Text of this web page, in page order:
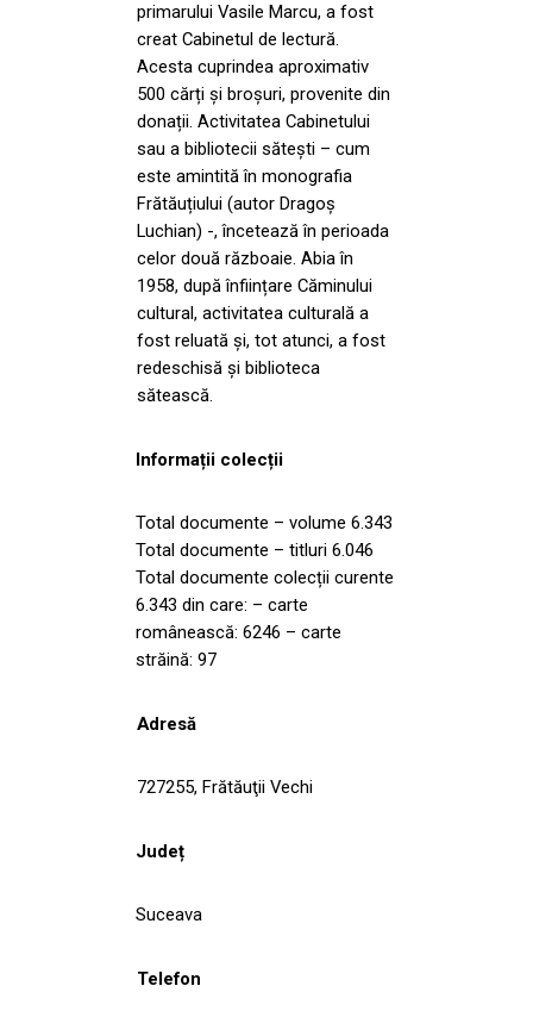
primarului Vasile Marcu, a fost
creat Cabinetul de lectură.
Acesta cuprindea aproximativ
500 cărți și broșuri, provenite din
donații. Activitatea Cabinetului
sau a bibliotecii sătești – cum
este amintită în monografia
Frătăuțiului (autor Dragoș
Luchian) -, încetează în perioada
celor două războaie. Abia în
1958, după înființare Căminului
cultural, activitatea culturală a
fost reluată și, tot atunci, a fost
redeschisă și biblioteca
sătească.
Informații colecții
Total documente – volume 6.343
Total documente – titluri 6.046
Total documente colecții curente
6.343 din care: – carte
românească: 6246 – carte
străină: 97
Adresă
727255, Frătăuţii Vechi
Județ
Suceava
Telefon